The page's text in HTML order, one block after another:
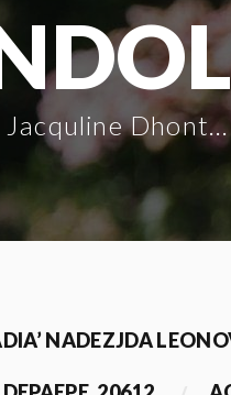
Jacquline Dhont_87600
NADEZJDA